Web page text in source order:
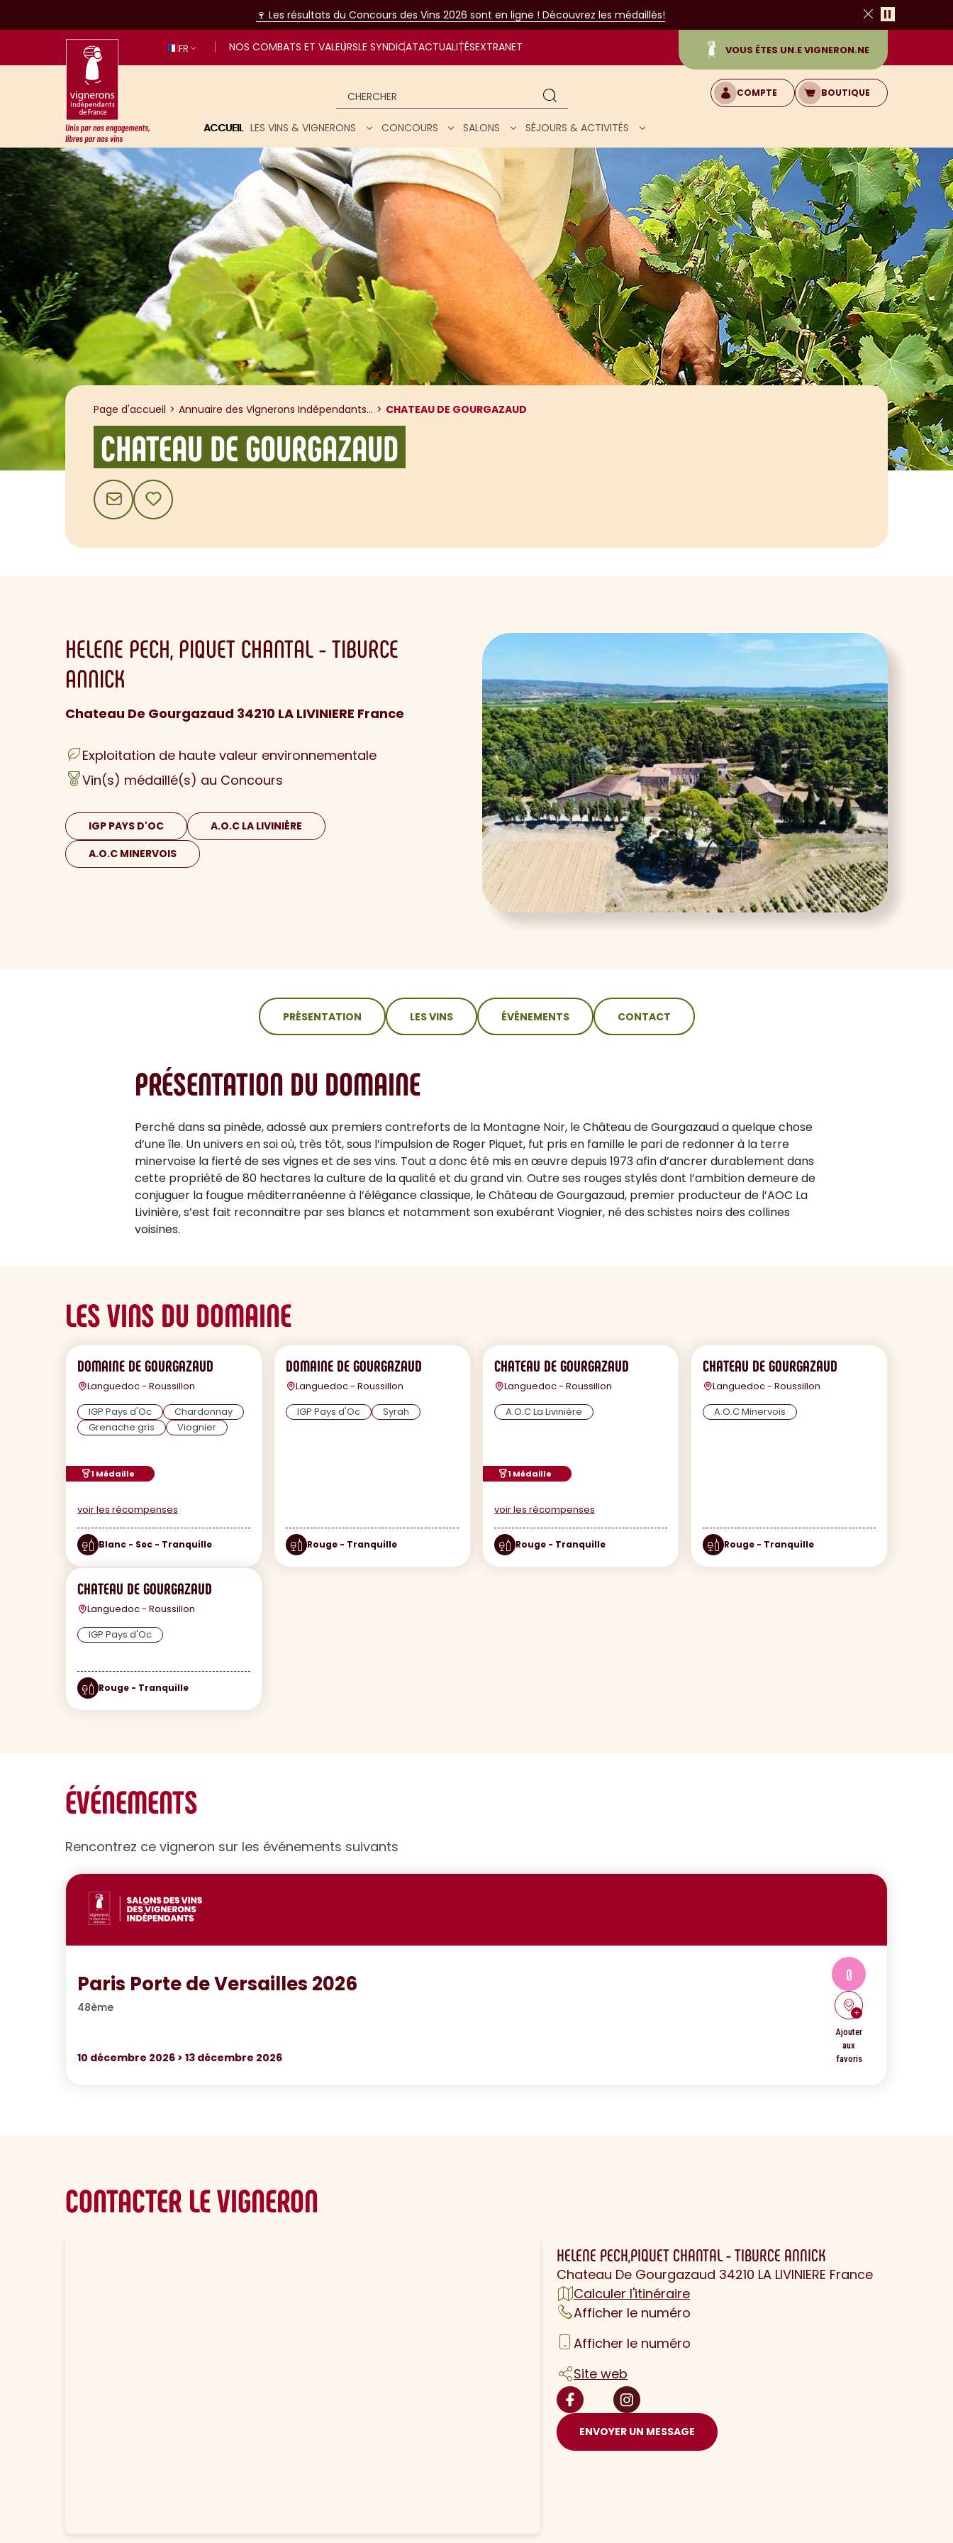
🍷 Les résultats du Concours des Vins 2026 sont en ligne ! Découvrez les médaillés!
Fermer
FR NOS COMBATS ET VALEURSLE SYNDICATACTUALITÉSEXTRANET VOUS ÊTES UN.E VIGNERON.NE
Unis par nos engagements, libres par nos vins
Chercher
COMPTE BOUTIQUE
ACCUEIL LES VINS & VIGNERONS CONCOURS SALONS SÉJOURS & ACTIVITÉS
Page d'accueil Annuaire des Vignerons Indépendants... CHATEAU DE GOURGAZAUD
CHATEAU DE GOURGAZAUD
CONTACTAJOUTER AUX FAVORIS
HELENE PECH PIQUET CHANTAL - TIBURCE
ANNICK
Chateau De Gourgazaud 34210 LA LIVINIERE France
Exploitation de haute valeur environnementale
Vin(s) médaillé(s) au Concours
IGP PAYS D'OC
A.O.C LA LIVINIÈRE
A.O.C MINERVOIS
PRÉSENTATION LES VINS ÉVÉNEMENTS CONTACT
PRÉSENTATION DU DOMAINE
Perché dans sa pinède, adossé aux premiers contreforts de la Montagne Noir, le Château de Gourgazaud a quelque chose
d’une île. Un univers en soi où, très tôt, sous l’impulsion de Roger Piquet, fut pris en famille le pari de redonner à la terre
minervoise la fierté de ses vignes et de ses vins. Tout a donc été mis en œuvre depuis 1973 afin d’ancrer durablement dans
cette propriété de 80 hectares la culture de la qualité et du grand vin. Outre ses rouges stylés dont l’ambition demeure de
conjuguer la fougue méditerranéenne à l’élégance classique, le Château de Gourgazaud, premier producteur de l’AOC La
Livinière, s’est fait reconnaitre par ses blancs et notamment son exubérant Viognier, né des schistes noirs des collines
voisines.
LES VINS DU DOMAINE
DOMAINE DE GOURGAZAUD
Languedoc - Roussillon
IGP Pays d'Oc
Chardonnay
Grenache gris
Viognier
1 Médaille
voir les récompenses
Blanc - Sec - Tranquille
DOMAINE DE GOURGAZAUD
Languedoc - Roussillon
IGP Pays d'Oc
Syrah
Rouge - Tranquille
CHATEAU DE GOURGAZAUD
Languedoc - Roussillon
A.O.C La Livinière
1 Médaille
voir les récompenses
Rouge - Tranquille
CHATEAU DE GOURGAZAUD
Languedoc - Roussillon
A.O.C Minervois
Rouge - Tranquille
CHATEAU DE GOURGAZAUD
Languedoc - Roussillon
IGP Pays d'Oc
Rouge - Tranquille
ÉVÉNEMENTS
Rencontrez ce vigneron sur les événements suivants
Paris Porte de Versailles 2026
48ème
10 décembre 2026 > 13 décembre 2026
0
Ajouter
aux
favoris
CONTACTER LE VIGNERON
HELENE PECH,PIQUET CHANTAL - TIBURCE ANNICK
Chateau De Gourgazaud 34210 LA LIVINIERE France
Calculer l'itinéraire
Afficher le numéro
Afficher le numéro
Site web
ENVOYER UN MESSAGE